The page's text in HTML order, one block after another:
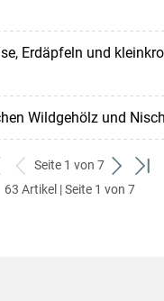
Erdäpfeln und
Wildgehölz und
ersten
zurück
zum
Seite 1 von 7
weiter
zum
zum
63 Artikel | Seite 1 von 7